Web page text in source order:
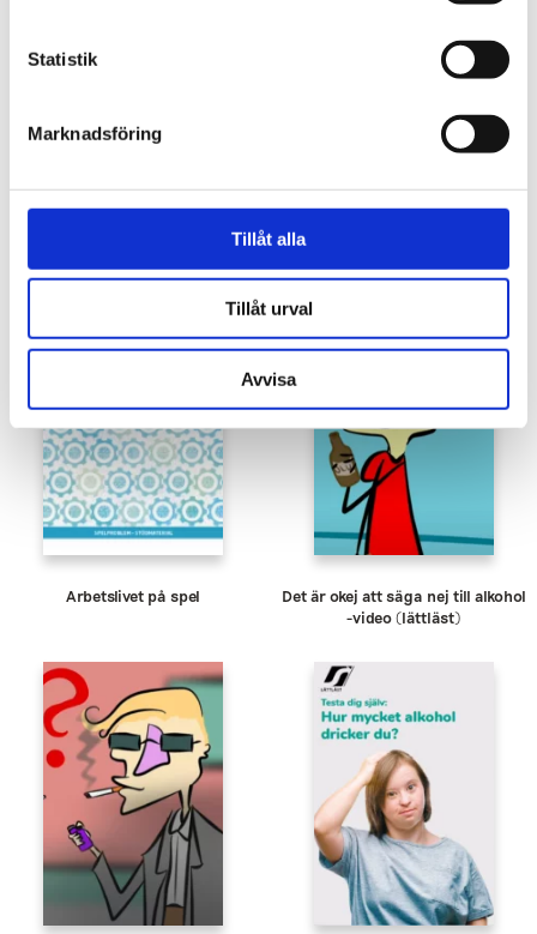
Statistik
Marknadsföring
Tillåt alla
Tillåt urval
Avvisa
Arbetslivet på spel
Det är okej att säga nej till alkohol
-video (lättläst)